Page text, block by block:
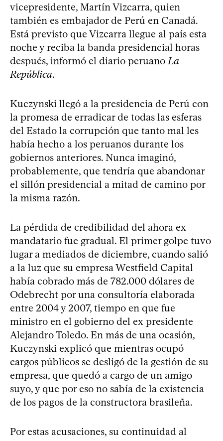
vicepresidente, Martín Vizcarra, quien
también es embajador de Perú en Canadá.
Está previsto que Vizcarra llegue al país esta
noche y reciba la banda presidencial horas
después, informó el diario peruano La
República.
Kuczynski llegó a la presidencia de Perú con
la promesa de erradicar de todas las esferas
del Estado la corrupción que tanto mal les
había hecho a los peruanos durante los
gobiernos anteriores. Nunca imaginó,
probablemente, que tendría que abandonar
el sillón presidencial a mitad de camino por
la misma razón.
La pérdida de credibilidad del ahora ex
mandatario fue gradual. El primer golpe tuvo
lugar a mediados de diciembre, cuando salió
a la luz que su empresa Westfield Capital
había cobrado más de 782.000 dólares de
Odebrecht por una consultoría elaborada
entre 2004 y 2007, tiempo en que fue
ministro en el gobierno del ex presidente
Alejandro Toledo. En más de una ocasión,
Kuczynski explicó que mientras ocupó
cargos públicos se desligó de la gestión de su
empresa, que quedó a cargo de un amigo
suyo, y que por eso no sabía de la existencia
de los pagos de la constructora brasileña.
Por estas acusaciones, su continuidad al